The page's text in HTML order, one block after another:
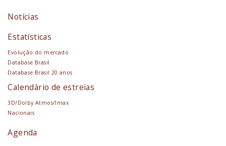
Notícias
Estatísticas
Evolução do mercado
Database Brasil
Database Brasil 20 anos
Calendário de estreias
3D/Dolby Atmos/Imax
Nacionais
Agenda